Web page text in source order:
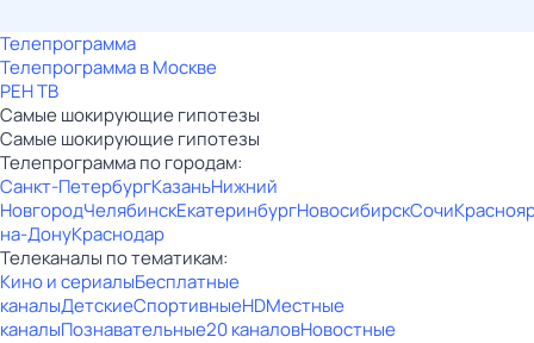
Телепрограмма
Телепрограмма в Москве
РЕН ТВ
Самые шoкиpующие гипотезы
Самые шoкиpующие гипотезы
Телепрограмма по городам:
Санкт-ПетербургКазаньНижний
НовгородЧелябинскЕкатеринбургНовосибирскСочи
на-ДонуКраснодар
Телеканалы по тематикам:
Кино и сериалыБесплатные
каналыДетскиеСпортивныеHDМестные
каналыПознавательные20 каналовНовостные